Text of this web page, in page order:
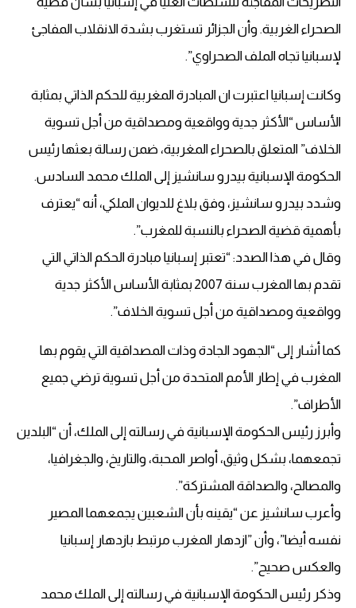
الصحراء الغربية. وأن الجزائر تستغرب بشدة الانقلاب المفاجئ
لإسبانيا تجاه الملف الصحراوي”.
وكانت إسبانيا اعتبرت ان المبادرة المغربية للحكم الذاتي بمثابة
الأساس “الأكثر جدية ‏وواقعية ومصداقية من أجل تسوية
الخلاف” المتعلق بالصحراء المغربية، ضمن ‏رسالة بعثها رئيس
الحكومة الإسبانية بيدرو سانشيز إلى الملك محمد السادس.‏
وشدد بيدرو سانشيز، وفق بلاغ للديوان الملكي، أنه “يعترف
بأهمية قضية ‏الصحراء بالنسبة للمغرب”. ‏
وقال في هذا الصدد: “تعتبر إسبانيا مبادرة الحكم الذاتي التي
تقدم بها المغرب سنة ‏‏2007 بمثابة الأساس الأكثر جدية
وواقعية ومصداقية من أجل تسوية الخلاف”.‏
كما أشار إلى “الجهود الجادة وذات المصداقية التي يقوم بها
المغرب في إطار الأمم ‏المتحدة من أجل تسوية ترضي جميع
الأطراف”.‏
وأبرز رئيس الحكومة الإسبانية في رسالته إلى الملك، أن “البلدين
تجمعهما، بشكل ‏وثيق، أواصر المحبة، والتاريخ، والجغرافيا،
والمصالح، والصداقة المشتركة”.‏
وأعرب سانشيز عن “يقينه بأن الشعبين يجمعهما المصير
نفسه أيضا”، وأن ‏‏”ازدهار المغرب مرتبط بازدهار إسبانيا
والعكس صحيح”.‏
وذكر رئيس الحكومة الإسبانية في رسالته إلى الملك محمد